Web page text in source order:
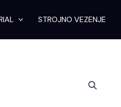
STROJNO VEZENJE